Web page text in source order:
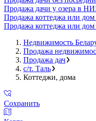
Продажа дачи у озера в
Продажа коттеджа или
Продажа коттеджа или
Недвижимость
Продажа
Продажа дач
с/т. Таль
Коттеджи, дома
Сохранить